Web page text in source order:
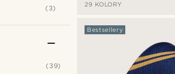
29 KOLORY
Bestsellery
(3)
(39)